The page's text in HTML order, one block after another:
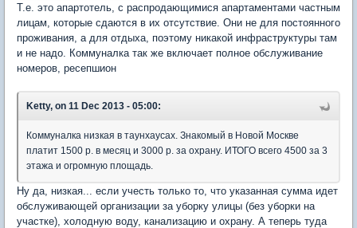
Т.е. это апартотель, с распродающимися апартаментами частным
лицам, которые сдаются в их отсутствие. Они не для постоянного
проживания, а для отдыха, поэтому никакой инфраструктуры там
и не надо. Коммуналка так же включает полное обслуживание
номеров, ресепшион
Ketty, on 11 Dec 2013 - 05:00:
Коммуналка низкая в таунхаусах. Знакомый в Новой Москве
платит 1500 р. в месяц и 3000 р. за охрану. ИТОГО всего 4500 за 3
этажа и огромную площадь.
Ну да, низкая... если учесть только то, что указанная сумма идет
обслуживающей организации за уборку улицы (без уборки на
участке), холодную воду, канализацию и охрану. А теперь туда